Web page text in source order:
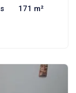
171 m²